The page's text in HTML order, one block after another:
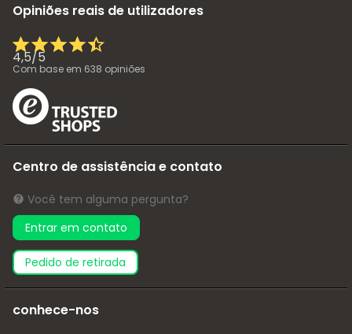
Opiniões reais de utilizadores
4,5/5
Com base em 638 opiniões
Centro de assistência e contato
Você tem alguma pergunta?
Entrar em contato
pedido de retirada
conhece-nos